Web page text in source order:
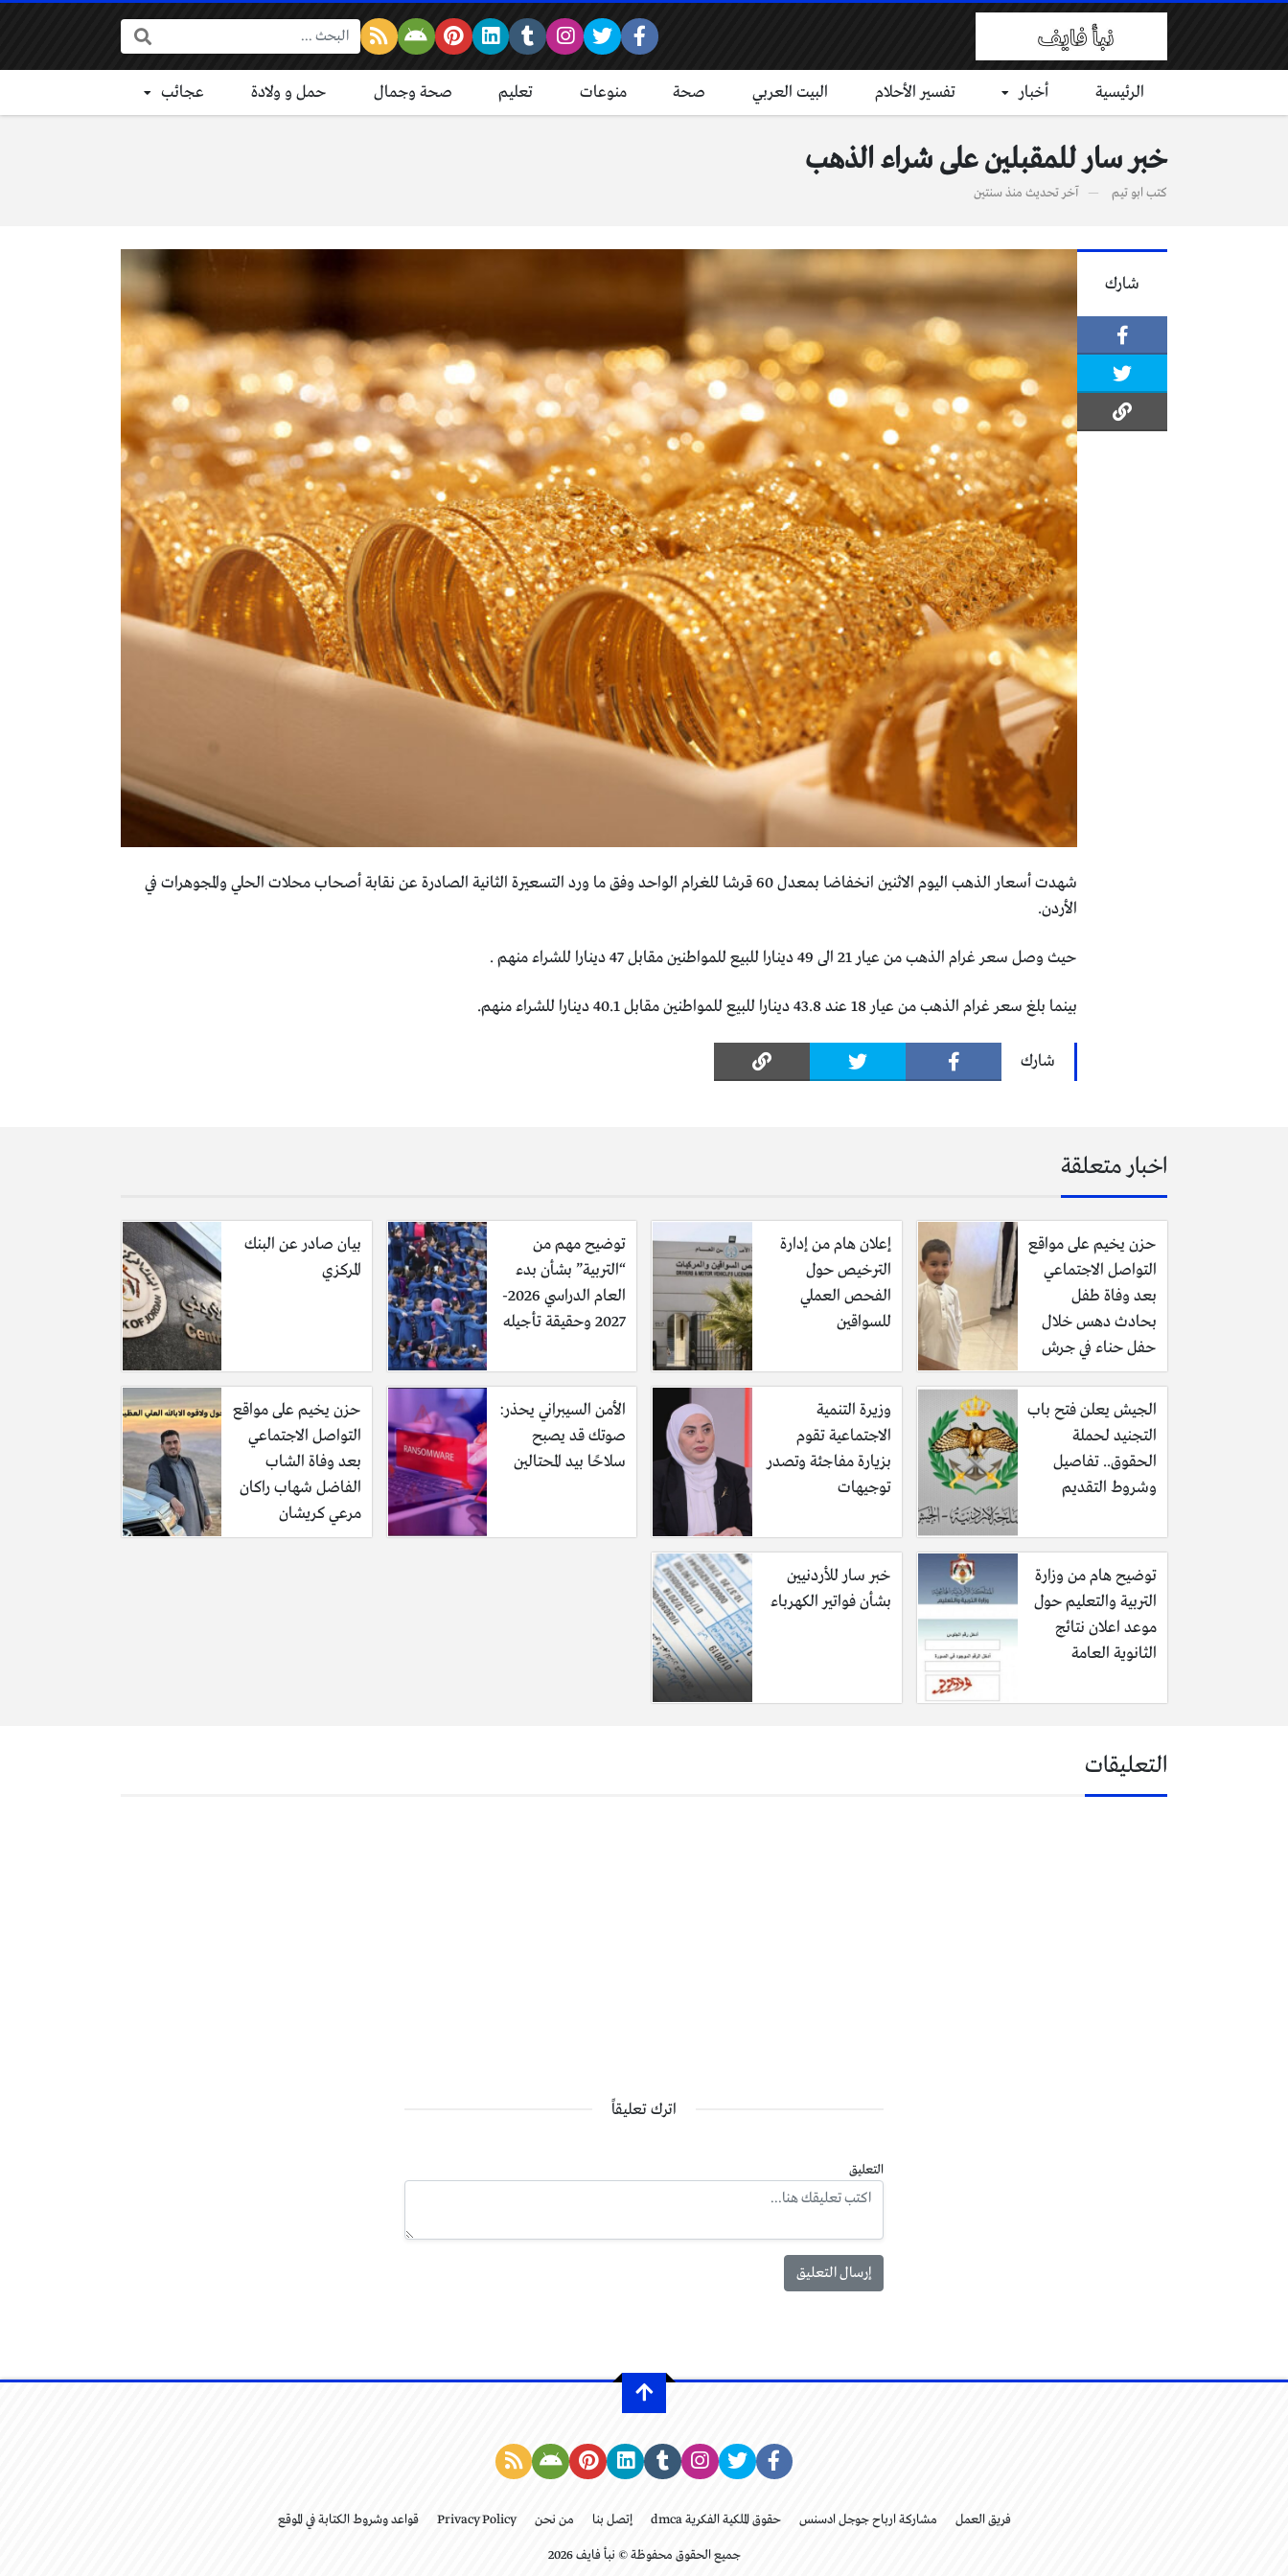
البحث:
الرئيسية أخبار تفسير الأحلام البيت العربي صحة منوعات تعليم صحة وجمال حمل و ولادة عجائب
خبر سار للمقبلين على شراء الذهب
كتب ابو تيم آخر تحديث منذ سنتين
شارك
شهدت أسعار الذهب اليوم الاثنين انخفاضا بمعدل 60 قرشا للغرام الواحد وفق ما ورد التسعيرة الثانية الصادرة عن نقابة أصحاب محلات الحلي والمجوهرات في
الأردن.
حيث وصل سعر غرام الذهب من عيار 21 الى 49 دينارا للبيع للمواطنين مقابل 47 دينارا للشراء منهم .
بينما بلغ سعر غرام الذهب من عيار 18 عند 43.8 دينارا للبيع للمواطنين مقابل 40.1 دينارا للشراء منهم.
شارك
اخبار متعلقة
حزن يخيم على مواقع
التواصل الاجتماعي
بعد وفاة طفل
بحادث دهس خلال
حفل حناء في جرش
إعلان هام من إدارة
الترخيص حول
الفحص العملي
للسواقين
توضيح مهم من
“التربية” بشأن بدء
العام الدراسي 2026-
2027 وحقيقة تأجيله
بيان صادر عن البنك
المركزي
الجيش يعلن فتح باب
التجنيد لحملة
الحقوق.. تفاصيل
وشروط التقديم
وزيرة التنمية
الاجتماعية تقوم
بزيارة مفاجئة وتصدر
توجيهات
الأمن السيبراني يحذر:
صوتك قد يصبح
سلاحًا بيد المحتالين
حزن يخيم على مواقع
التواصل الاجتماعي
بعد وفاة الشاب
الفاضل شهاب راكان
مرعي كريشان
توضيح هام من وزارة
التربية والتعليم حول
موعد اعلان نتائج
الثانوية العامة
خبر سار للأردنيين
بشأن فواتير الكهرباء
التعليقات
اترك تعليقاً
التعليق
فريق العمل مشاركة ارباح جوجل ادسنس حقوق الملكية الفكرية dmca إتصل بنا من نحن Privacy Policy قواعد وشروط الكتابة في الموقع
جميع الحقوق محفوظة © نبأ فايف 2026